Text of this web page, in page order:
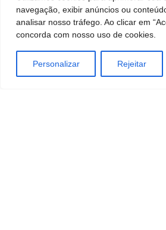
navegação, exibir anúncios ou
analisar nosso tráfego. Ao clicar em
concorda com nosso uso de cookies.
Personalizar Rejeitar
Prefeitura de Botucatu segue
recuperação viária no Jardim
Ypê, após remanejamento do
hidroanel
A
Inc.